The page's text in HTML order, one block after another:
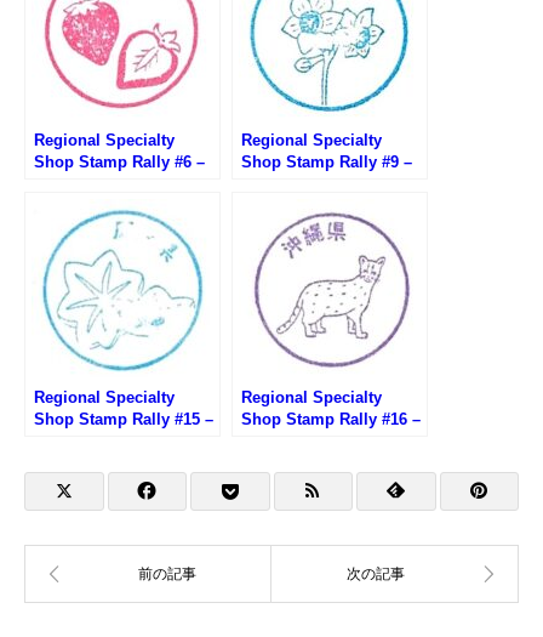
Regional Specialty
Shop Stamp Rally #6 –
Regional Specialty
Shop Stamp Rally #9 –
Regional Specialty
Shop Stamp Rally #15 –
Regional Specialty
Shop Stamp Rally #16 –